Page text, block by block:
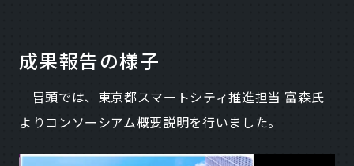
成果報告の様子
冒頭では、東京都スマートシティ推進担当 富森氏
よりコンソーシアム概要説明を行いました。